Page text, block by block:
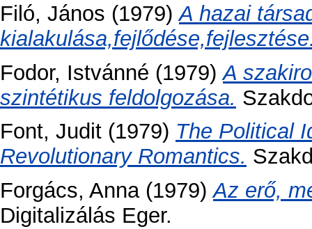
Filó, János (1979)A hazai
Fodor, Istvánné (1979)A
szintétikus feldolgozása.
Font, Judit (1979) The Political
Revolutionary Romantics.
Forgács, Anna(1979)Az erő,
Digitalizálás Eger.